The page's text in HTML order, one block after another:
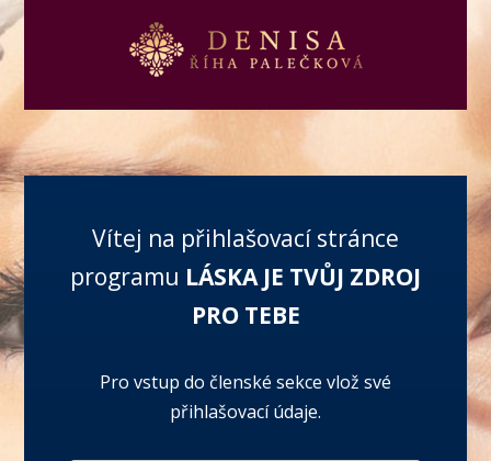
Vítej na přihlašovací stránce
programu LÁSKA JE TVŮJ ZDROJ
PRO TEBE
Pro vstup do členské sekce vlož své
přihlašovací údaje.